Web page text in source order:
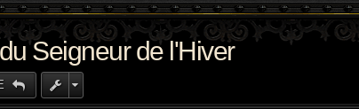
Seigneur de l'Hiver